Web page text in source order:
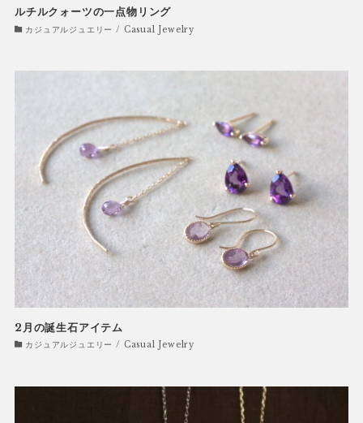
ルチルクォーツの一点物リング
カジュアルジュエリー / Casual Jewelry
2月の誕生石アイテム
カジュアルジュエリー / Casual Jewelry